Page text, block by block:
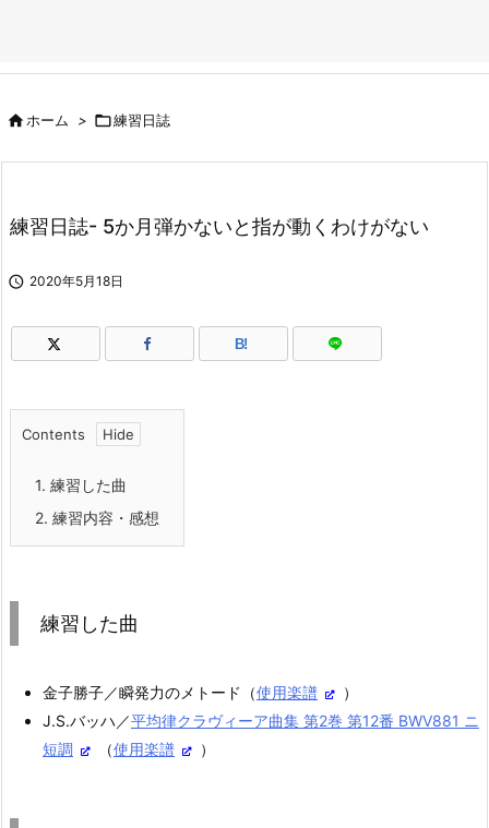
ホーム > 練習日誌
練習日誌- 5か月弾かないと指が動くわけがない
 2020年5月18日
B!
Contents
1. 練習した曲
2. 練習内容・感想
練習した曲
金子勝子／瞬発力のメトード（使用楽譜
）
J.S.バッハ／平均律クラヴィーア曲集 第2巻 第12番 BWV881 ニ
短調
（使用楽譜 ）